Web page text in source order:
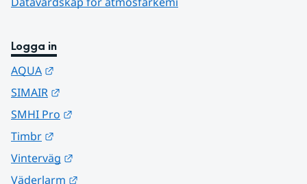
Logga in
AQUA
SIMAIR
SMHI Pro
Timbr
Vinterväg
Väderlarm